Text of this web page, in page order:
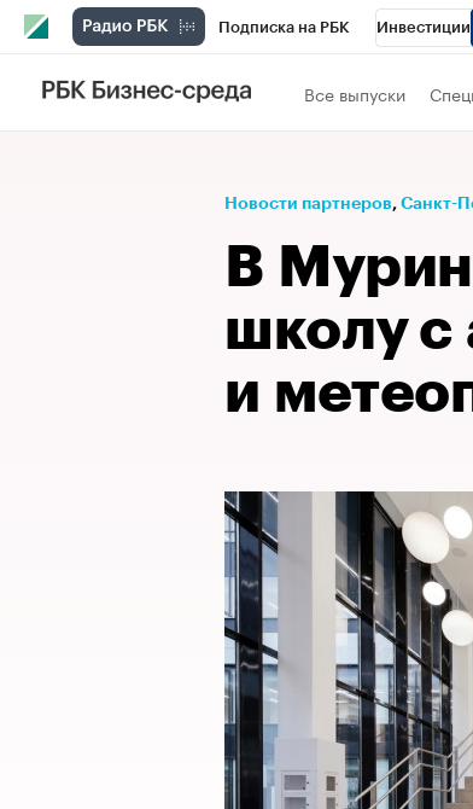
Подписка на РБК Инвестиции
Телеканал
Спецпроекты
Рынок наличной валюты
Все выпуски
Новости партнеров⁠, Санкт-
В
школу с
и